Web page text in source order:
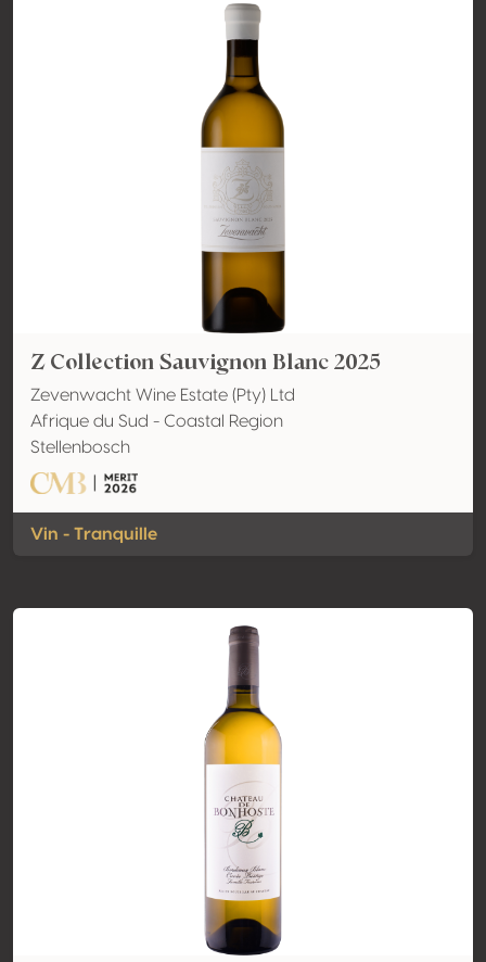
Z Collection Sauvignon Blanc 2025
Zevenwacht Wine Estate (Pty) Ltd
Afrique du Sud - Coastal Region
Stellenbosch
Vin - Tranquille